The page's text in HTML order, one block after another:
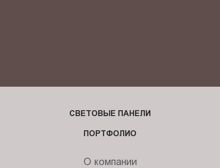
СВЕТОВЫЕ ПАНЕЛИ
ПОРТФОЛИО
О компании